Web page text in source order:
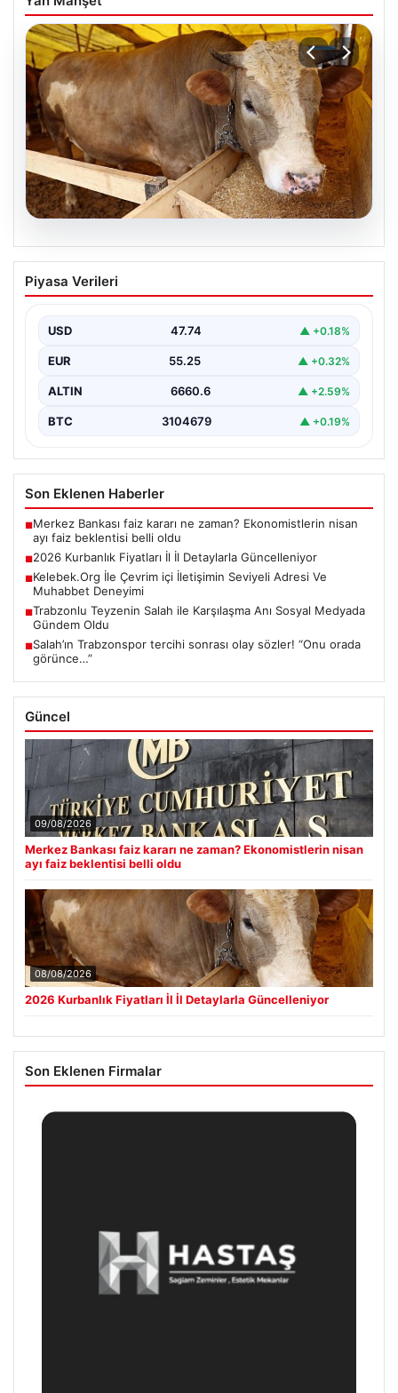
08.08.2026
2026 Kurbanlık Fiyatları İl İl Detaylarla
Güncelleniyor
merak ettiği konulardan biri olan kurbanlık hayvan…
Piyasa Verileri
USD 47.74 ▲ +0.18%
EUR 55.25 ▲ +0.32%
ALTIN 6660.6 ▲ +2.59%
BTC 3104679 ▲ +0.19%
Son Eklenen Haberler
■Merkez Bankası faiz kararı ne zaman? Ekonomistlerin nisan
ayı faiz beklentisi belli oldu
■2026 Kurbanlık Fiyatları İl İl Detaylarla Güncelleniyor
■Kelebek.Org İle Çevrim içi İletişimin Seviyeli Adresi Ve
Muhabbet Deneyimi
■Trabzonlu Teyzenin Salah ile Karşılaşma Anı Sosyal Medyada
Gündem Oldu
■Salah’ın Trabzonspor tercihi sonrası olay sözler! “Onu orada
görünce…”
Güncel
09/08/2026
Merkez Bankası faiz kararı ne zaman? Ekonomistlerin nisan
ayı faiz beklentisi belli oldu
08/08/2026
2026 Kurbanlık Fiyatları İl İl Detaylarla Güncelleniyor
Son Eklenen Firmalar